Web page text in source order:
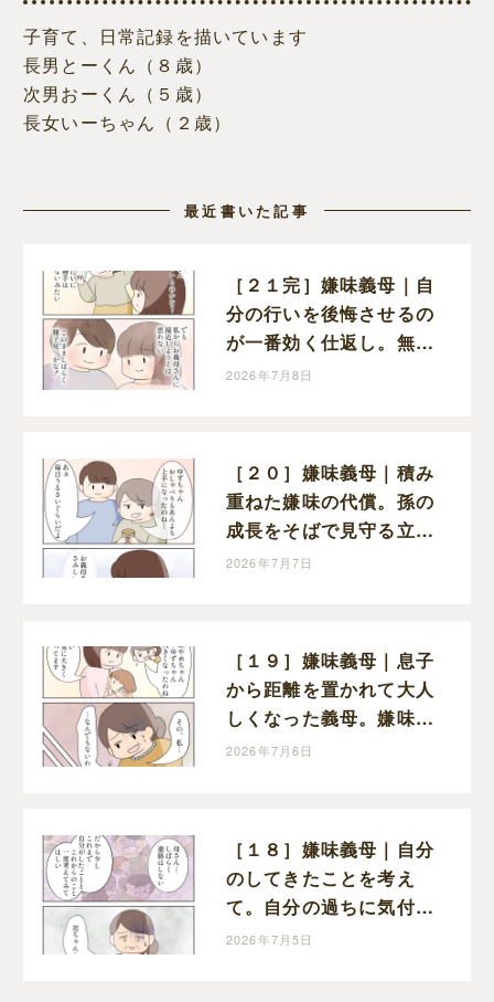
子育て、日常記録を描いています
長男とーくん（８歳）
次男おーくん（５歳）
長女いーちゃん（２歳）
最近書いた記事
［２１完］嫌味義母｜自
分の行いを後悔させるの
が一番効く仕返し。無理
に戦わず距離を取ること
2026年7月8日
［２０］嫌味義母｜積み
重ねた嫌味の代償。孫の
成長をそばで見守る立場
を失って寂しさを抱える
2026年7月7日
［１９］嫌味義母｜息子
から距離を置かれて大人
しくなった義母。嫌味も
ないが謝罪もない
2026年7月6日
［１８］嫌味義母｜自分
のしてきたことを考え
て。自分の過ちに気付か
ない義母に距離を置くと
2026年7月5日